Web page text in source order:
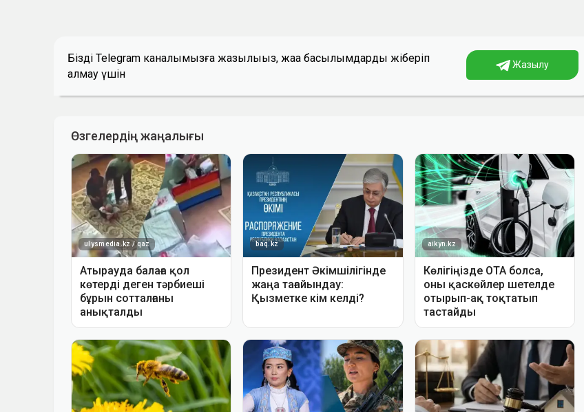
Біздің Telegram каналымызға жазылыңыз, жаңа басылымдарды жіберіп
алмау үшін
Жазылу